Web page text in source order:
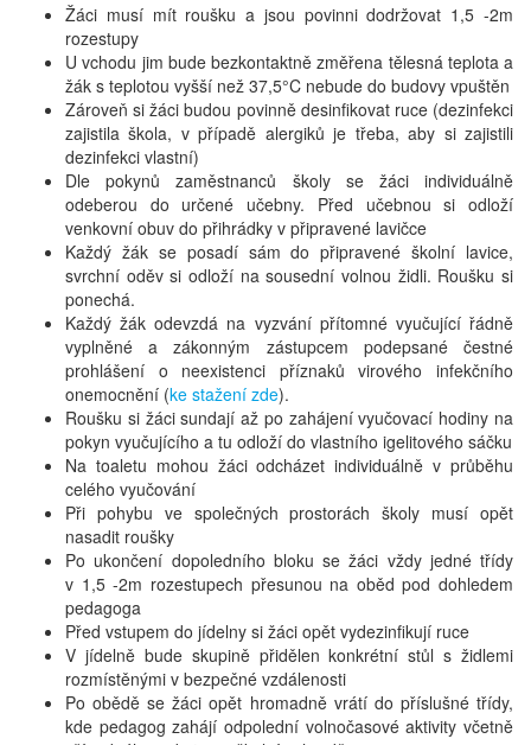
Žáci musí mít roušku a jsou povinni dodržovat 1,5 -2m
rozestupy
U vchodu jim bude bezkontaktně změřena tělesná teplota a
žák s teplotou vyšší než 37,5°C nebude do budovy vpuštěn
Zároveň si žáci budou povinně desinfikovat ruce (dezinfekci
zajistila škola, v případě alergiků je třeba, aby si zajistili
dezinfekci vlastní)
Dle pokynů zaměstnanců školy se žáci individuálně
odeberou do určené učebny. Před učebnou si odloží
venkovní obuv do přihrádky v připravené lavičce
Každý žák se posadí sám do připravené školní lavice,
svrchní oděv si odloží na sousední volnou židli. Roušku si
ponechá.
Každý žák odevzdá na vyzvání přítomné vyučující řádně
vyplněné a zákonným zástupcem podepsané čestné
prohlášení o neexistenci příznaků virového infekčního
onemocnění (ke stažení zde).
Roušku si žáci sundají až po zahájení vyučovací hodiny na
pokyn vyučujícího a tu odloží do vlastního igelitového sáčku
Na toaletu mohou žáci odcházet individuálně v průběhu
celého vyučování
Při pohybu ve společných prostorách školy musí opět
nasadit roušky
Po ukončení dopoledního bloku se žáci vždy jedné třídy
v 1,5 -2m rozestupech přesunou na oběd pod dohledem
pedagoga
Před vstupem do jídelny si žáci opět vydezinfikují ruce
V jídelně bude skupině přidělen konkrétní stůl s židlemi
rozmístěnými v bezpečné vzdálenosti
Po obědě se žáci opět hromadně vrátí do příslušné třídy,
kde pedagog zahájí odpolední volnočasové aktivity včetně